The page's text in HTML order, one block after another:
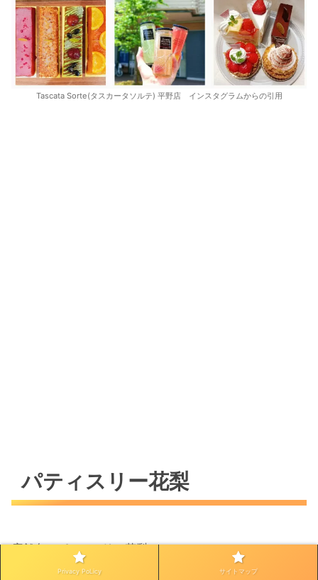
Tascata Sorte(タスカータソルテ) 平野店 インスタグラムからの引用
パティスリー花梨
店舗名：パティスリー花梨
所在地：〒675-0065 兵庫県加古川市加古川町篠原町２
Privacy PoLicy サイトマップ